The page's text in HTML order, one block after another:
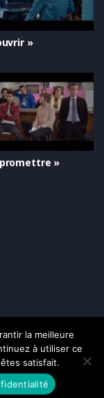
»
»
droits réservés.
la meilleure
à utiliser ce
satisfait.